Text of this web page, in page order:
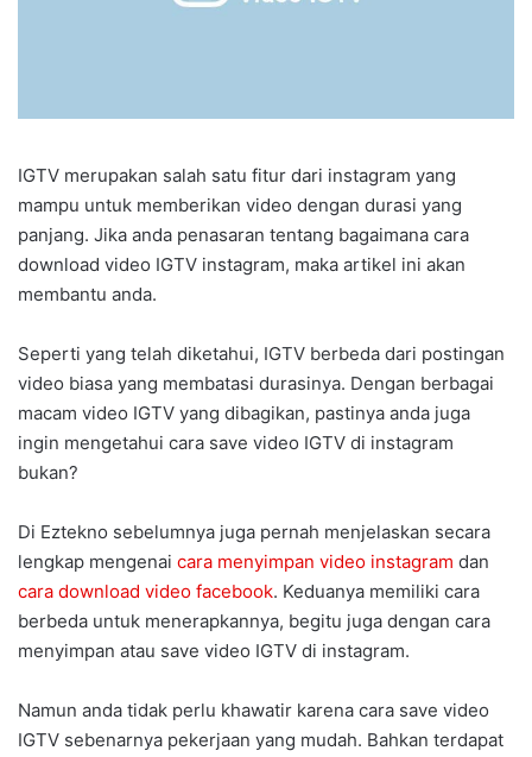
IGTV merupakan salah satu fitur dari instagram yang
mampu untuk memberikan video dengan durasi yang
panjang. Jika anda penasaran tentang bagaimana cara
download video IGTV instagram, maka artikel ini akan
membantu anda.
Seperti yang telah diketahui, IGTV berbeda dari postingan
video biasa yang membatasi durasinya. Dengan berbagai
macam video IGTV yang dibagikan, pastinya anda juga
ingin mengetahui cara save video IGTV di instagram
bukan?
Di Eztekno sebelumnya juga pernah menjelaskan secara
lengkap mengenai cara menyimpan video instagram dan
cara download video facebook. Keduanya memiliki cara
berbeda untuk menerapkannya, begitu juga dengan cara
menyimpan atau save video IGTV di instagram.
Namun anda tidak perlu khawatir karena cara save video
IGTV sebenarnya pekerjaan yang mudah. Bahkan terdapat